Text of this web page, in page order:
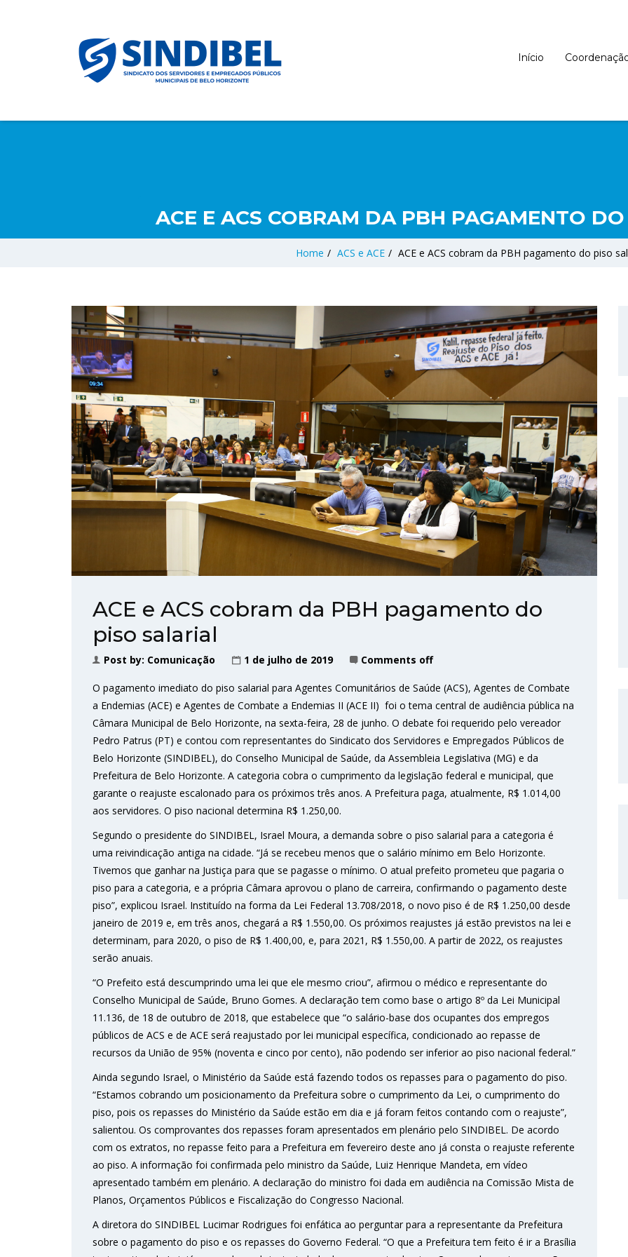
Início
ACE E ACS COBRAM DA PBH PAGAMENTO
Home / ACS e ACE / ACE e ACS cobram da PBH pagamento do piso
ACE e ACS cobram da PBH pagamento do
piso salarial
Post by: Comunicação 1 de julho de 2019 Comments off
O pagamento imediato do piso salarial para Agentes Comunitários de Saúde (ACS), Agentes de Combate
a Endemias (ACE) e Agentes de Combate a Endemias II (ACE II) foi o tema central de audiência pública na
Câmara Municipal de Belo Horizonte, na sexta-feira, 28 de junho. O debate foi requerido pelo vereador
Pedro Patrus (PT) e contou com representantes do Sindicato dos Servidores e Empregados Públicos de
Belo Horizonte (SINDIBEL), do Conselho Municipal de Saúde, da Assembleia Legislativa (MG) e da
Prefeitura de Belo Horizonte. A categoria cobra o cumprimento da legislação federal e municipal, que
garante o reajuste escalonado para os próximos três anos. A Prefeitura paga, atualmente, R$ 1.014,00
aos servidores. O piso nacional determina R$ 1.250,00.
Segundo o presidente do SINDIBEL, Israel Moura, a demanda sobre o piso salarial para a categoria é
uma reivindicação antiga na cidade. “Já se recebeu menos que o salário mínimo em Belo Horizonte.
Tivemos que ganhar na Justiça para que se pagasse o mínimo. O atual prefeito prometeu que pagaria o
piso para a categoria, e a própria Câmara aprovou o plano de carreira, confirmando o pagamento deste
piso”, explicou Israel. Instituído na forma da Lei Federal 13.708/2018, o novo piso é de R$ 1.250,00 desde
janeiro de 2019 e, em três anos, chegará a R$ 1.550,00. Os próximos reajustes já estão previstos na lei e
determinam, para 2020, o piso de R$ 1.400,00, e, para 2021, R$ 1.550,00. A partir de 2022, os reajustes
serão anuais.
“O Prefeito está descumprindo uma lei que ele mesmo criou”, afirmou o médico e representante do
Conselho Municipal de Saúde, Bruno Gomes. A declaração tem como base o artigo 8º da Lei Municipal
11.136, de 18 de outubro de 2018, que estabelece que “o salário-base dos ocupantes dos empregos
públicos de ACS e de ACE será reajustado por lei municipal específica, condicionado ao repasse de
recursos da União de 95% (noventa e cinco por cento), não podendo ser inferior ao piso nacional federal.”
Ainda segundo Israel, o Ministério da Saúde está fazendo todos os repasses para o pagamento do piso.
“Estamos cobrando um posicionamento da Prefeitura sobre o cumprimento da Lei, o cumprimento do
piso, pois os repasses do Ministério da Saúde estão em dia e já foram feitos contando com o reajuste”,
salientou. Os comprovantes dos repasses foram apresentados em plenário pelo SINDIBEL. De acordo
com os extratos, no repasse feito para a Prefeitura em fevereiro deste ano já consta o reajuste referente
ao piso. A informação foi confirmada pelo ministro da Saúde, Luiz Henrique Mandeta, em vídeo
apresentado também em plenário. A declaração do ministro foi dada em audiência na Comissão Mista de
Planos, Orçamentos Públicos e Fiscalização do Congresso Nacional.
A diretora do SINDIBEL Lucimar Rodrigues foi enfática ao perguntar para a representante da Prefeitura
sobre o pagamento do piso e os repasses do Governo Federal. “O que a Prefeitura tem feito é ir a Brasília